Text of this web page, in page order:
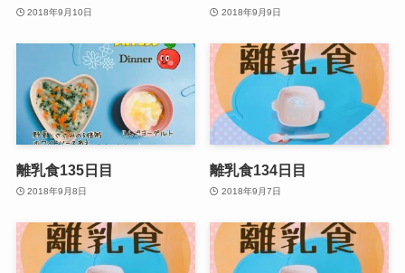
2018年9月10日 2018年9月9日
離乳食135日目
2018年9月8日
離乳食134日目
2018年9月7日